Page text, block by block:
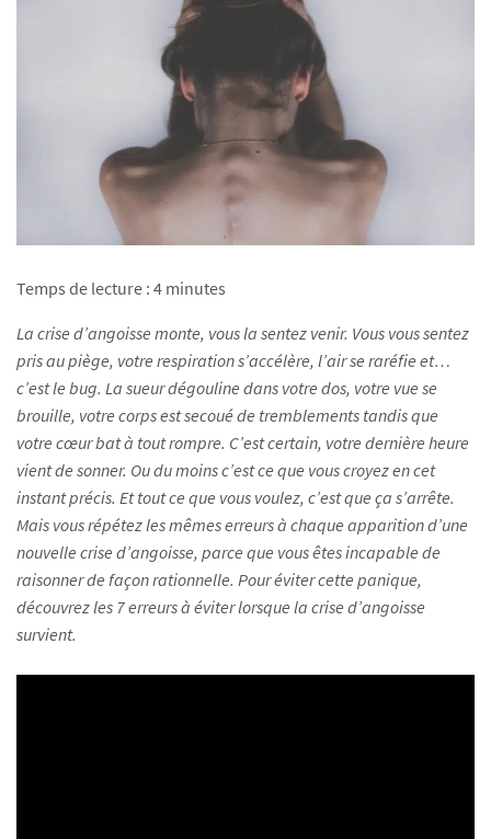
Temps de lecture : 4 minutes
La crise d’angoisse monte, vous la sentez venir. Vous vous sentez
pris au piège, votre respiration s’accélère, l’air se raréfie et…
c’est le bug. La sueur dégouline dans votre dos, votre vue se
brouille, votre corps est secoué de tremblements tandis que
votre cœur bat à tout rompre. C’est certain, votre dernière heure
vient de sonner. Ou du moins c’est ce que vous croyez en cet
instant précis. Et tout ce que vous voulez, c’est que ça s’arrête.
Mais vous répétez les mêmes erreurs à chaque apparition d’une
nouvelle crise d’angoisse, parce que vous êtes incapable de
raisonner de façon rationnelle. Pour éviter cette panique,
découvrez les 7 erreurs à éviter lorsque la crise d’angoisse
survient.